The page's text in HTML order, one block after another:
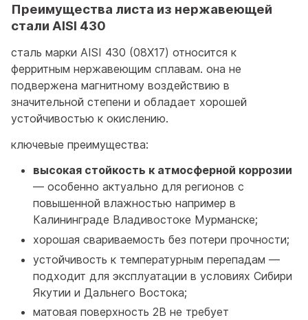
Преимущества листа из нержавеющей
стали AISI 430
сталь марки AISI 430 (08Х17) относится к
ферритным нержавеющим сплавам. она не
подвержена магнитному воздействию в
значительной степени и обладает хорошей
устойчивостью к окислению.
ключевые преимущества:
высокая стойкость к атмосферной коррозии
— особенно актуально для регионов с
повышенной влажностью например в
Калининграде Владивостоке Мурманске;
хорошая свариваемость без потери прочности;
устойчивость к температурным перепадам —
подходит для эксплуатации в условиях Сибири
Якутии и Дальнего Востока;
матовая поверхность 2B не требует